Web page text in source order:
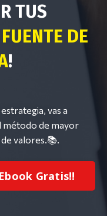
TUS
DE
!
vas a
método de mayor
valores.📚.
Gratis!!